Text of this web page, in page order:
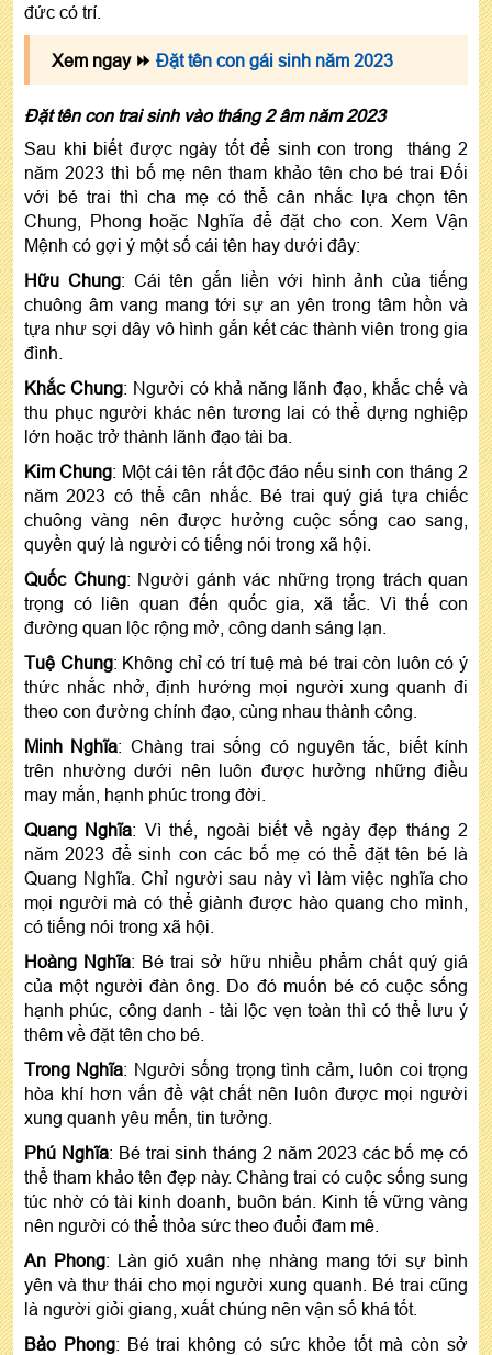
đức có trí.
Xem ngay ⏩ Đặt tên con gái sinh năm 2023
Đặt tên con trai sinh vào tháng 2 âm năm 2023
Sau khi biết được ngày tốt để sinh con trong tháng 2
năm 2023 thì bố mẹ nên tham khảo tên cho bé trai Đối
với bé trai thì cha mẹ có thể cân nhắc lựa chọn tên
Chung, Phong hoặc Nghĩa để đặt cho con. Xem Vận
Mệnh có gợi ý một số cái tên hay dưới đây:
Hữu Chung: Cái tên gắn liền với hình ảnh của tiếng
chuông âm vang mang tới sự an yên trong tâm hồn và
tựa như sợi dây vô hình gắn kết các thành viên trong gia
đình.
Khắc Chung: Người có khả năng lãnh đạo, khắc chế và
thu phục người khác nên tương lai có thể dựng nghiệp
lớn hoặc trở thành lãnh đạo tài ba.
Kim Chung: Một cái tên rất độc đáo nếu sinh con tháng 2
năm 2023 có thể cân nhắc. Bé trai quý giá tựa chiếc
chuông vàng nên được hưởng cuộc sống cao sang,
quyền quý là người có tiếng nói trong xã hội.
Quốc Chung: Người gánh vác những trọng trách quan
trọng có liên quan đến quốc gia, xã tắc. Vì thế con
đường quan lộc rộng mở, công danh sáng lạn.
Tuệ Chung: Không chỉ có trí tuệ mà bé trai còn luôn có ý
thức nhắc nhở, định hướng mọi người xung quanh đi
theo con đường chính đạo, cùng nhau thành công.
Minh Nghĩa: Chàng trai sống có nguyên tắc, biết kính
trên nhường dưới nên luôn được hưởng những điều
may mắn, hạnh phúc trong đời.
Quang Nghĩa: Vì thế, ngoài biết về ngày đẹp tháng 2
năm 2023 để sinh con các bố mẹ có thể đặt tên bé là
Quang Nghĩa. Chỉ người sau này vì làm việc nghĩa cho
mọi người mà có thể giành được hào quang cho mình,
có tiếng nói trong xã hội.
Hoàng Nghĩa: Bé trai sở hữu nhiều phẩm chất quý giá
của một người đàn ông. Do đó muốn bé có cuộc sống
hạnh phúc, công danh - tài lộc vẹn toàn thì có thể lưu ý
thêm về đặt tên cho bé.
Trong Nghĩa: Người sống trọng tình cảm, luôn coi trọng
hòa khí hơn vấn đề vật chất nên luôn được mọi người
xung quanh yêu mến, tin tưởng.
Phú Nghĩa: Bé trai sinh tháng 2 năm 2023 các bố mẹ có
thể tham khảo tên đẹp này. Chàng trai có cuộc sống sung
túc nhờ có tài kinh doanh, buôn bán. Kinh tế vững vàng
nên người có thể thỏa sức theo đuổi đam mê.
An Phong: Làn gió xuân nhẹ nhàng mang tới sự bình
yên và thư thái cho mọi người xung quanh. Bé trai cũng
là người giỏi giang, xuất chúng nên vận số khá tốt.
Bảo Phong: Bé trai không có sức khỏe tốt mà còn sở